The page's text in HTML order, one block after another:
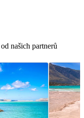
našich partnerů